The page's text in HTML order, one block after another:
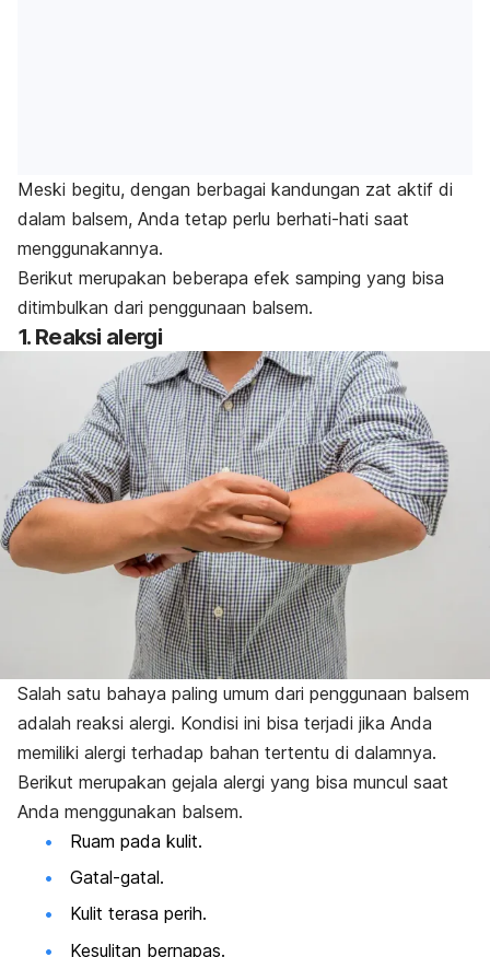
Meski begitu, dengan berbagai kandungan zat aktif di
dalam balsem, Anda tetap perlu berhati-hati saat
menggunakannya.
Berikut merupakan beberapa efek samping yang bisa
ditimbulkan dari penggunaan balsem.
1. Reaksi alergi
Salah satu bahaya paling umum dari penggunaan balsem
adalah reaksi alergi. Kondisi ini bisa terjadi jika Anda
memiliki alergi terhadap bahan tertentu di dalamnya.
Berikut merupakan gejala alergi yang bisa muncul saat
Anda menggunakan balsem.
Ruam pada kulit.
Gatal-gatal.
Kulit terasa perih.
Kesulitan bernapas.